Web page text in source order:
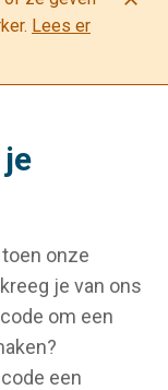
Lees er
onze
je van ons
om een
een